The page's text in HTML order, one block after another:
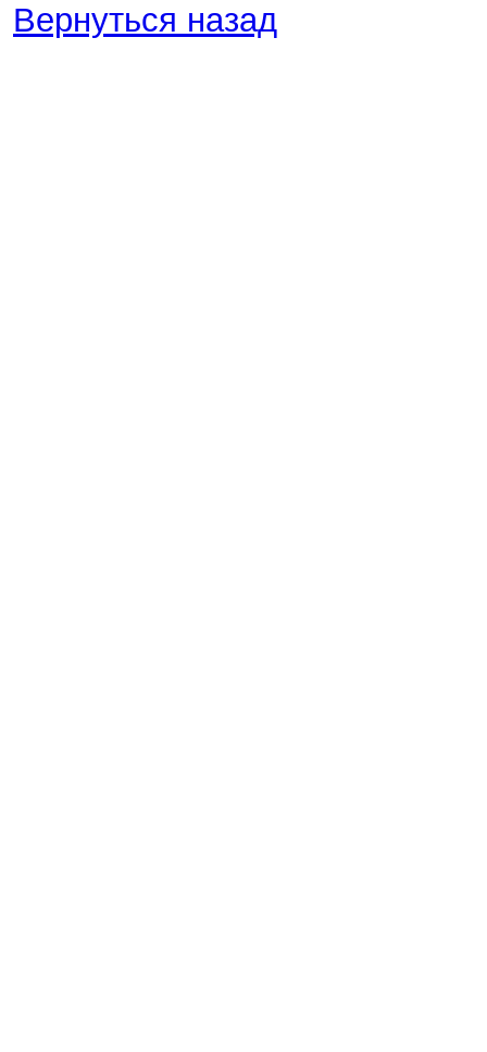
Вернуться назад